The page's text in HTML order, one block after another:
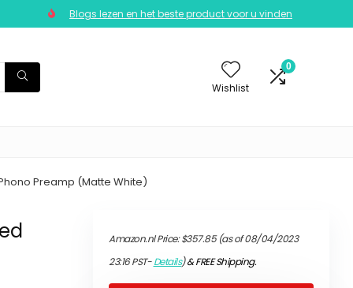
Blogs lezen en het beste product voor u vinden
Wishlist
0
Preamp (Matte White)
Amazon.nl Price:$357.85(as of 08/04/2023
23:16 PST-Details)&FREE Shipping.